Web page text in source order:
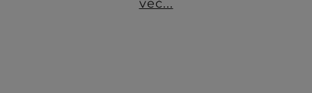
več...